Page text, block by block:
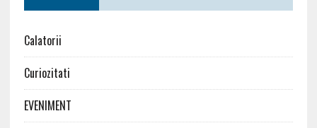
Calatorii
Curiozitati
EVENIMENT